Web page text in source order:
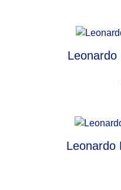
Leonardo
Leonardo